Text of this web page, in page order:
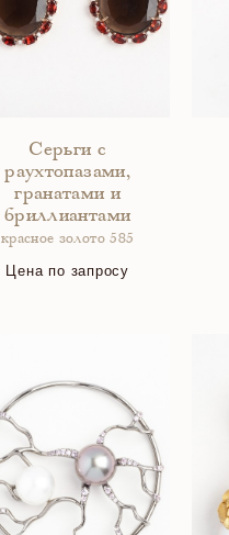
Серьги с
раухтопазами,
гранатами и
бриллиантами
красное золото 585
Цена по запросу